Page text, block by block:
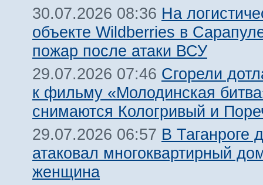
30.07.2026 08:36 На
объекте Wildberries в
пожар после атаки ВСУ
29.07.2026 07:46 Сгорели
к фильму «Молодинская
снимаются Кологривый и
29.07.2026 06:57 В Таганроге
атаковал многоквартирный
женщина